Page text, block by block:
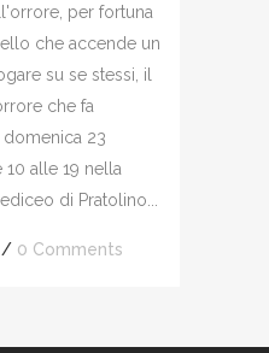
per fortuna
che accende un
su se stessi, il
che fa
domenica 23
alle 19 nella
di Pratolino...
/ 0 Comments